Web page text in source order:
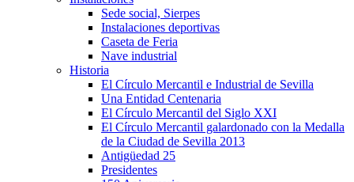
Sede social, Sierpes
Instalaciones deportivas
Caseta de Feria
Nave industrial
Historia
El Círculo Mercantil e Industrial de Sevilla
Una Entidad Centenaria
El Círculo Mercantil del Siglo XXI
El Círculo Mercantil galardonado con la Medalla
de la Ciudad de Sevilla 2013
Antigüedad 25
Presidentes